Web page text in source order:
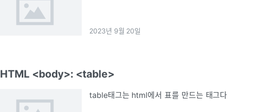
2023년 9월 20일
HTML <body>: <table>
table태그는 html에서 표를 만드는 태그다